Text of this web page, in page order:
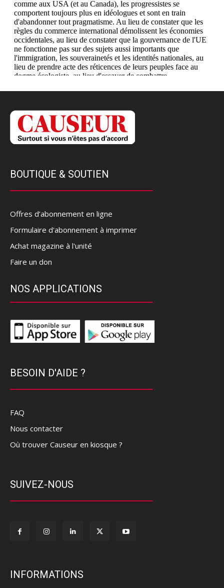
BOUTIQUE & SOUTIEN
Offres d’abonnement en ligne
Formulaire d'abonnement à imprimer
Achat magazine à l'unité
Faire un don
NOS APPLICATIONS
BESOIN D'AIDE ?
FAQ
Nous contacter
Où trouver Causeur en kiosque ?
SUIVEZ-NOUS
INFORMATIONS